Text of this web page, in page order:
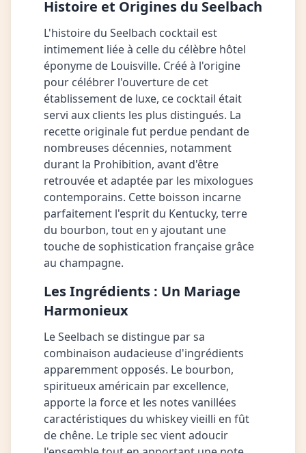
Histoire et Origines du Seelbach
L'histoire du Seelbach cocktail est
intimement liée à celle du célèbre hôtel
éponyme de Louisville. Créé à l'origine
pour célébrer l'ouverture de cet
établissement de luxe, ce cocktail était
servi aux clients les plus distingués. La
recette originale fut perdue pendant de
nombreuses décennies, notamment
durant la Prohibition, avant d'être
retrouvée et adaptée par les mixologues
contemporains. Cette boisson incarne
parfaitement l'esprit du Kentucky, terre
du bourbon, tout en y ajoutant une
touche de sophistication française grâce
au champagne.
Les Ingrédients : Un Mariage
Harmonieux
Le Seelbach se distingue par sa
combinaison audacieuse d'ingrédients
apparemment opposés. Le bourbon,
spiritueux américain par excellence,
apporte la force et les notes vanillées
caractéristiques du whiskey vieilli en fût
de chêne. Le triple sec vient adoucir